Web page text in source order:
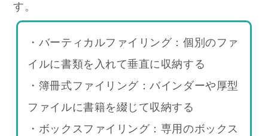
す。
・バーティカルファイリング：個別のファ
イルに書類を入れて垂直に収納する
・簿冊式ファイリング：バインダーや厚型
ファイルに書籍を綴じて収納する
・ボックスファイリング：専用のボックス